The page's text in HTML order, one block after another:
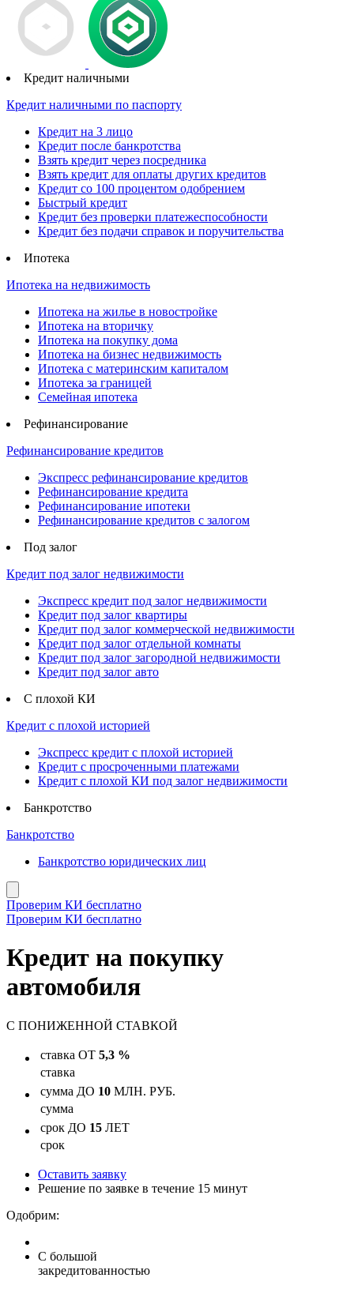
Кредит наличными
Кредит наличными по паспорту
Кредит на 3 лицо
Кредит после банкротства
Взять кредит через посредника
Взять кредит для оплаты других кредитов
Кредит со 100 процентом одобрением
Быстрый кредит
Кредит без проверки платежеспособности
Кредит без подачи справок и поручительства
Ипотека
Ипотека на недвижимость
Ипотека на жилье в новостройке
Ипотека на вторичку
Ипотека на покупку дома
Ипотека на бизнес недвижимость
Ипотека с материнским капиталом
Ипотека за границей
Семейная ипотека
Рефинансирование
Рефинансирование кредитов
Экспресс рефинансирование кредитов
Рефинансирование кредита
Рефинансирование ипотеки
Рефинансирование кредитов с залогом
Под залог
Кредит под залог недвижимости
Экспресс кредит под залог недвижимости
Кредит под залог квартиры
Кредит под залог коммерческой недвижимости
Кредит под залог отдельной комнаты
Кредит под залог загородной недвижимости
Кредит под залог авто
С плохой КИ
Кредит с плохой историей
Экспресс кредит с плохой историей
Кредит с просроченными платежами
Кредит с плохой КИ под залог недвижимости
Банкротство
Банкротство
Банкротство юридических лиц
Проверим КИ бесплатно
Проверим КИ бесплатно
Кредит на покупку
автомобиля
С ПОНИЖЕННОЙ СТАВКОЙ
ставка ОТ 5,3 %
ставка
сумма ДО 10 МЛН. РУБ.
сумма
срок ДО 15 ЛЕТ
срок
Оставить заявку
Решение по заявке в течение 15 минут
Одобрим:
С большой
закредитованностью